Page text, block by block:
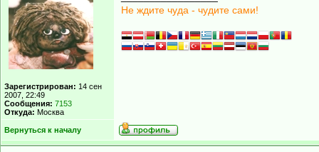
Зарегистрирован: 14 сен
2007, 22:49
Сообщения: 7153
Откуда: Москва
Не ждите чуда - чудите сами!
Вернуться к началу